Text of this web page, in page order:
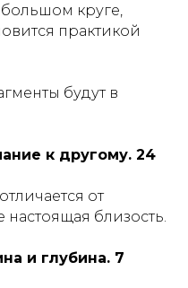
круге,
практикой
будут в
к другому. 24
от
настоящая близость.
и глубина. 7